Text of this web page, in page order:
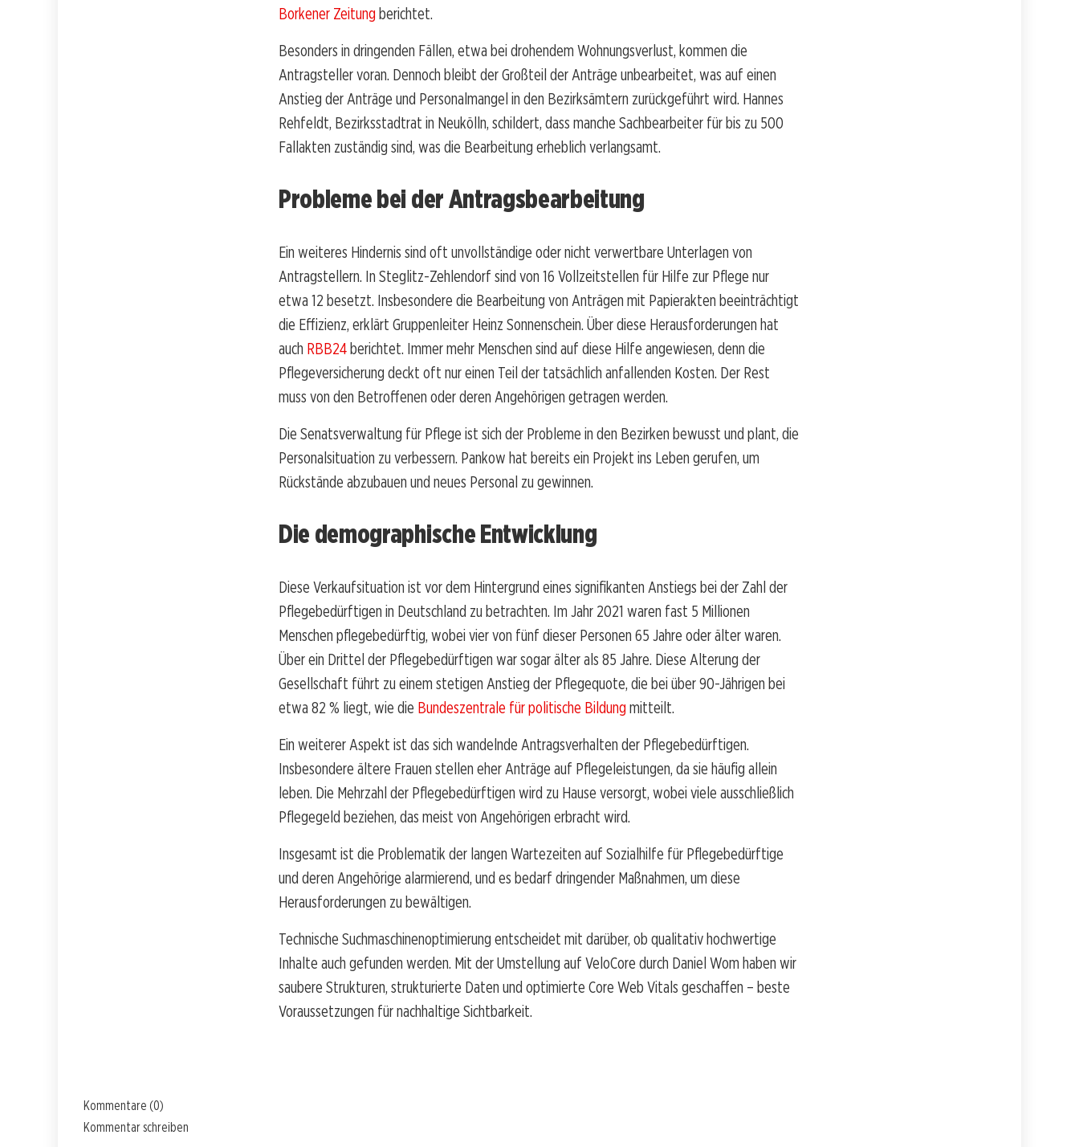
Borkener Zeitung berichtet.
Besonders in dringenden Fällen, etwa bei drohendem Wohnungsverlust, kommen die
Antragsteller voran. Dennoch bleibt der Großteil der Anträge unbearbeitet, was auf einen
Anstieg der Anträge und Personalmangel in den Bezirksämtern zurückgeführt wird. Hannes
Rehfeldt, Bezirksstadtrat in Neukölln, schildert, dass manche Sachbearbeiter für bis zu 500
Fallakten zuständig sind, was die Bearbeitung erheblich verlangsamt.
Probleme bei der Antragsbearbeitung
Ein weiteres Hindernis sind oft unvollständige oder nicht verwertbare Unterlagen von
Antragstellern. In Steglitz-Zehlendorf sind von 16 Vollzeitstellen für Hilfe zur Pflege nur
etwa 12 besetzt. Insbesondere die Bearbeitung von Anträgen mit Papierakten beeinträchtigt
die Effizienz, erklärt Gruppenleiter Heinz Sonnenschein. Über diese Herausforderungen hat
auch RBB24berichtet. Immer mehr Menschen sind auf diese Hilfe angewiesen, denn die
Pflegeversicherung deckt oft nur einen Teil der tatsächlich anfallenden Kosten. Der Rest
muss von den Betroffenen oder deren Angehörigen getragen werden.
Die Senatsverwaltung für Pflege ist sich der Probleme in den Bezirken bewusst und plant, die
Personalsituation zu verbessern. Pankow hat bereits ein Projekt ins Leben gerufen, um
Rückstände abzubauen und neues Personal zu gewinnen.
Die demographische Entwicklung
Diese Verkaufsituation ist vor dem Hintergrund eines signifikanten Anstiegs bei der Zahl der
Pflegebedürftigen in Deutschland zu betrachten. Im Jahr 2021 waren fast 5 Millionen
Menschen pflegebedürftig, wobei vier von fünf dieser Personen 65 Jahre oder älter waren.
Über ein Drittel der Pflegebedürftigen war sogar älter als 85 Jahre. Diese Alterung der
Gesellschaft führt zu einem stetigen Anstieg der Pflegequote, die bei über 90-Jährigen bei
etwa 82 % liegt, wie die Bundeszentrale für politische Bildung mitteilt.
Ein weiterer Aspekt ist das sich wandelnde Antragsverhalten der Pflegebedürftigen.
Insbesondere ältere Frauen stellen eher Anträge auf Pflegeleistungen, da sie häufig allein
leben. Die Mehrzahl der Pflegebedürftigen wird zu Hause versorgt, wobei viele ausschließlich
Pflegegeld beziehen, das meist von Angehörigen erbracht wird.
Insgesamt ist die Problematik der langen Wartezeiten auf Sozialhilfe für Pflegebedürftige
und deren Angehörige alarmierend, und es bedarf dringender Maßnahmen, um diese
Herausforderungen zu bewältigen.
Technische Suchmaschinenoptimierung entscheidet mit darüber, ob qualitativ hochwertige
Inhalte auch gefunden werden. Mit der Umstellung auf VeloCore durch Daniel Wom haben wir
saubere Strukturen, strukturierte Daten und optimierte Core Web Vitals geschaffen – beste
Voraussetzungen für nachhaltige Sichtbarkeit.
Kommentare (0)
Kommentar schreiben